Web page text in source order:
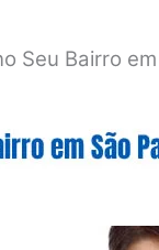
Seu Bairro